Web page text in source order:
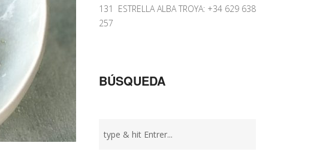
131 ESTRELLA ALBA TROYA: +34 629 638
257
BÚSQUEDA